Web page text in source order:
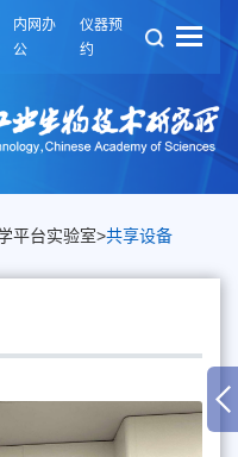
内网办
公
仪器预
约
平台实验室>共享设备